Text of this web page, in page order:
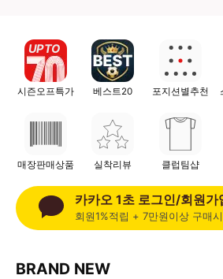
UP TO
시즌오프특가 베스트20 포지션별추천
매장판매상품 실착리뷰 클럽팀샵
카카오 1초 로그인/회원가
회원1%적립 + 7만원이상 구매
BRAND NEW